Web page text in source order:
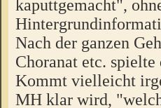
kaputtgemacht",
Nach der ganzen
Choranat etc.
Kommt vielleicht
MH klar wird,